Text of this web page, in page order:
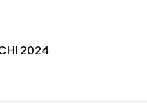
2024